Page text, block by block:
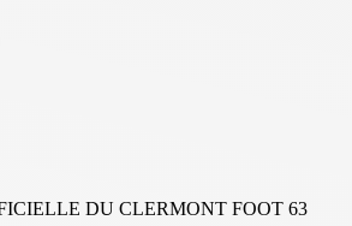
DU CLERMONT FOOT 63